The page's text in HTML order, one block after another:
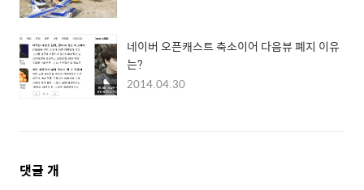
네이버 오픈캐스트 축소이어 다음뷰 폐지 이유
는?
2014.04.30
댓
댓글 개